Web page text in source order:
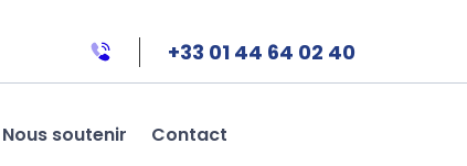
+33 01 44 64 02 40
Nous soutenir Contact